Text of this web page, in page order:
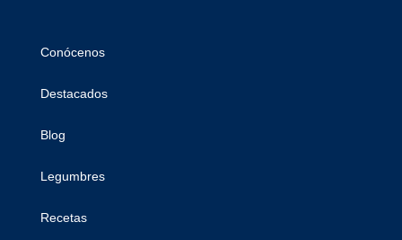
Conócenos
Destacados
Blog
Legumbres
Recetas